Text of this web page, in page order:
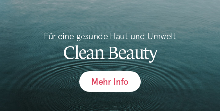
Für eine gesunde Haut und Umwelt
Clean Beauty
Mehr Info